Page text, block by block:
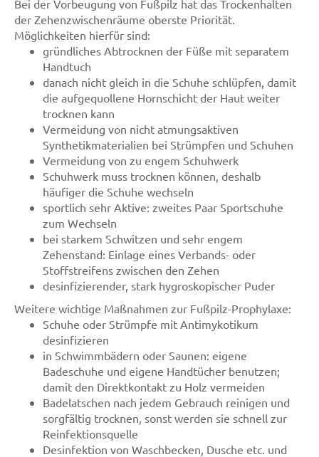
Bei der Vorbeugung von Fußpilz hat das Trockenhalten
der Zehenzwischenräume oberste Priorität.
Möglichkeiten hierfür sind:
gründliches Abtrocknen der Füße mit separatem
Handtuch
danach nicht gleich in die Schuhe schlüpfen, damit
die aufgequollene Hornschicht der Haut weiter
trocknen kann
Vermeidung von nicht atmungsaktiven
Synthetikmaterialien bei Strümpfen und Schuhen
Vermeidung von zu engem Schuhwerk
Schuhwerk muss trocknen können, deshalb
häufiger die Schuhe wechseln
sportlich sehr Aktive: zweites Paar Sportschuhe
zum Wechseln
bei starkem Schwitzen und sehr engem
Zehenstand: Einlage eines Verbands- oder
Stoffstreifens zwischen den Zehen
desinfizierender, stark hygroskopischer Puder
Weitere wichtige Maßnahmen zur Fußpilz-Prophylaxe:
Schuhe oder Strümpfe mit Antimykotikum
desinfizieren
in Schwimmbädern oder Saunen: eigene
Badeschuhe und eigene Handtücher benutzen;
damit den Direktkontakt zu Holz vermeiden
Badelatschen nach jedem Gebrauch reinigen und
sorgfältig trocknen, sonst werden sie schnell zur
Reinfektionsquelle
Desinfektion von Waschbecken, Dusche etc. und